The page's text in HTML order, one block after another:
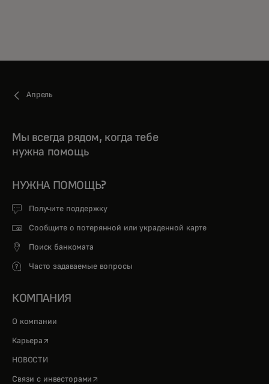
Апрель
Мы всегда рядом, когда тебе
нужна помощь
НУЖНА ПОМОЩЬ?
Получите поддержку
Сообщите о потерянной или украденной карте
Поиск банкомата
Часто задаваемые вопросы
КОМПАНИЯ
О компании
Карьера opens in a new tab
НОВОСТИ
Связи с инвесторами opens in a new tab